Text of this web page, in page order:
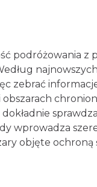
podróżowania z
zebrać
wprowadza
objęte ochroną